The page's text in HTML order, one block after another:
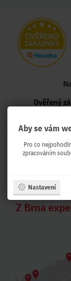
Ověřený
Z Brna
Aby se vám
Pro co
zpracováním
Nastavení